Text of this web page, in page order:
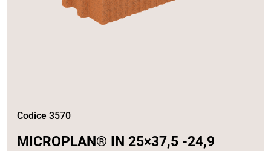
Codice 3570
MICROPLAN® IN 25×37,5 -24,9